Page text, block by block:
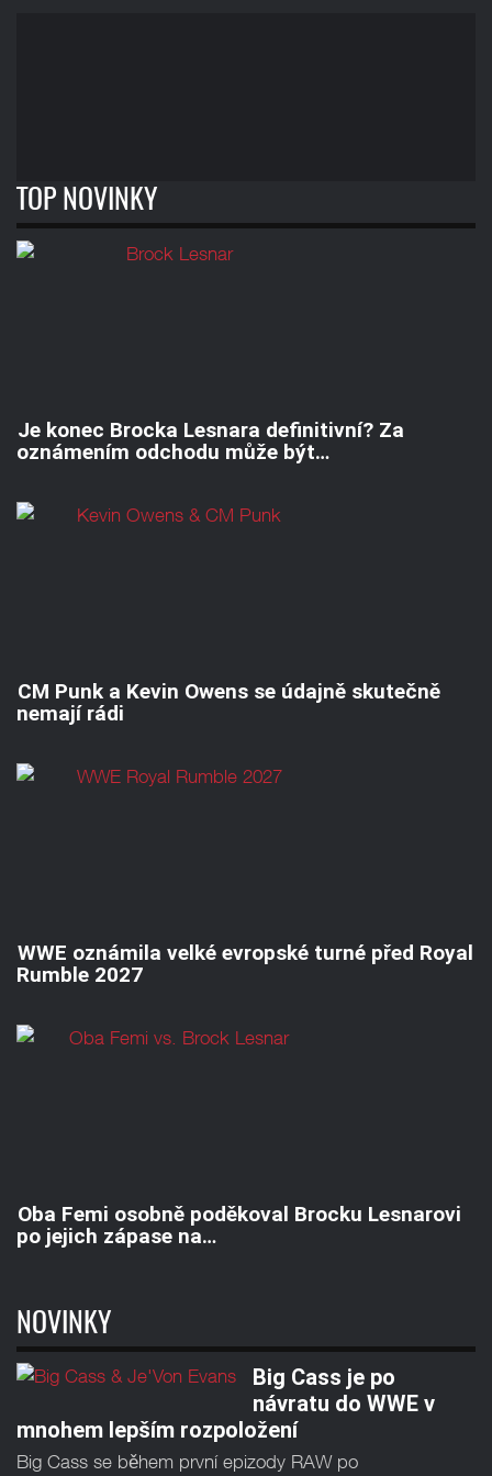
TOP NOVINKY
Je konec Brocka Lesnara definitivní? Za
oznámením odchodu může být…
CM Punk a Kevin Owens se údajně skutečně
nemají rádi
WWE oznámila velké evropské turné před Royal
Rumble 2027
Oba Femi osobně poděkoval Brocku Lesnarovi
po jejich zápase na…
NOVINKY
Big Cass je po
návratu do WWE v
mnohem lepším rozpoložení
Big Cass se během první epizody RAW po